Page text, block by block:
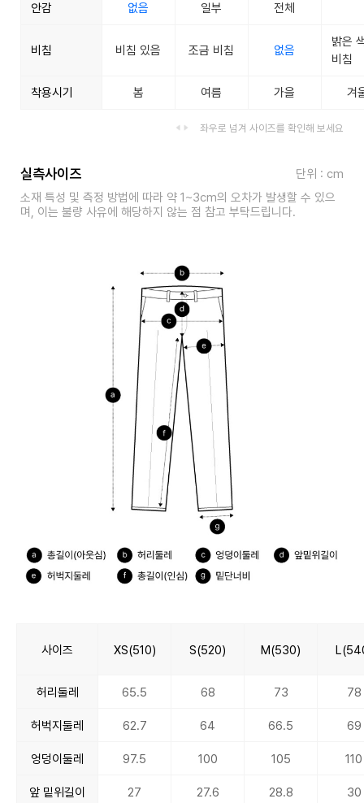
안감 없음 일부 전체
비침 비침 있음 조금 비침 없음
밝은
비침
착용시기 봄 여름 가을 겨
좌우로 넘겨 사이즈를 확인해 보세요
실측사이즈
단위 : cm
소재 특성 및 측정 방법에 따라 약 1~3cm의 오차가 발생할 수 있으
며, 이는 불량 사유에 해당하지 않는 점 참고 부탁드립니다.
사이즈 XS(510) S(520) M(530)
허리둘레 65.5 68 73 78
허벅지둘레 62.7 64 66.5 69
엉덩이둘레 97.5 100 105 110
앞 밑위길이 27 27.6 28.8 30